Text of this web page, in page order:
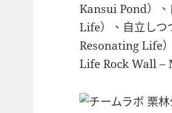
Kansui Pond）
Life）、自立し
Resonating Life
Life Rock Wall –